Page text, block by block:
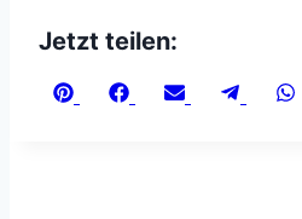
Jetzt teilen:
Share
Share
Share
Share